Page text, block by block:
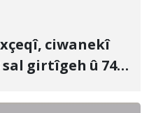
ciwanekî
sal girtîgeh û 74